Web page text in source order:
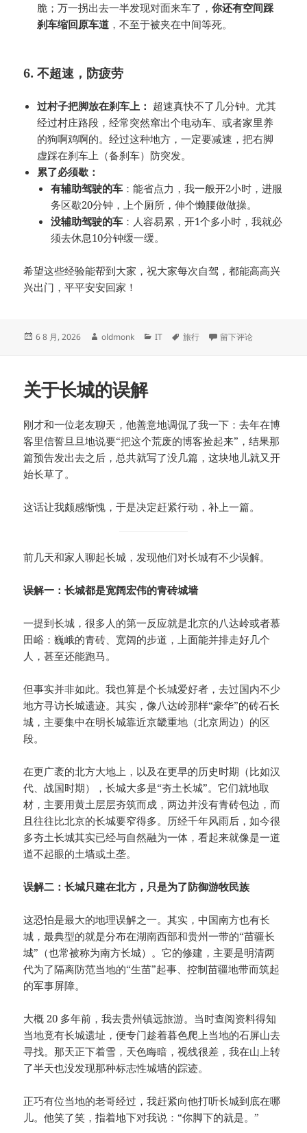
脆；万一拐出去一半发现对面来车了，你还有空间踩
刹车缩回原车道 ，不至于被夹在中间等死。
6. 不超速，防疲劳
过村子把脚放在刹车上： 超速真快不了几分钟。尤其
经过村庄路段，经常突然窜出个电动车、或者家里养
的狗啊鸡啊的。经过这种地方，一定要减速，把右脚
虚踩在刹车上（备刹车）防突发。
累了必须歇：
有辅助驾驶的车 ：能省点力，我一般开2小时，进服
务区歇20分钟，上个厕所，伸个懒腰做做操。
没辅助驾驶的车 ：人容易累，开1个多小时，我就必
须去休息10分钟缓一缓。
希望这些经验能帮到大家，祝大家每次自驾，都能高高兴
兴出门，平平安安回家！
发
6 8 月, 2026
作
oldmonk
分
IT
标
旅行 于防御性驾驶经验谈
留下评论
关于长城的误解
刚才和一位老友聊天，他善意地调侃了我一下：去年在博
客里信誓旦旦地说要“把这个荒废的博客捡起来”，结果那
篇预告发出去之后，总共就写了没几篇，这块地儿就又开
始长草了。
这话让我颇感惭愧，于是决定赶紧行动，补上一篇。
前几天和家人聊起长城，发现他们对长城有不少误解。
误解一：长城都是宽阔宏伟的青砖城墙
一提到长城，很多人的第一反应就是北京的八达岭或者慕
田峪：巍峨的青砖、宽阔的步道，上面能并排走好几个
人，甚至还能跑马。
但事实并非如此。我也算是个长城爱好者，去过国内不少
地方寻访长城遗迹。其实，像八达岭那样“豪华”的砖石长
城，主要集中在明长城靠近京畿重地（北京周边）的区
段。
在更广袤的北方大地上，以及在更早的历史时期（比如汉
代、战国时期），长城大多是“夯土长城”。它们就地取
材，主要用黄土层层夯筑而成，两边并没有青砖包边，而
且往往比北京的长城要窄得多。历经千年风雨后，如今很
多夯土长城其实已经与自然融为一体，看起来就像是一道
道不起眼的土墙或土垄。
误解二：长城只建在北方，只是为了防御游牧民族
这恐怕是最大的地理误解之一。其实，中国南方也有长
城，最典型的就是分布在湖南西部和贵州一带的“苗疆长
城”（也常被称为南方长城）。它的修建，主要是明清两
代为了隔离防范当地的“生苗”起事、控制苗疆地带而筑起
的军事屏障。
大概 20 多年前，我去贵州镇远旅游。当时查阅资料得知
当地竟有长城遗址，便专门趁着暮色爬上当地的石屏山去
寻找。那天正下着雪，天色晦暗，视线很差，我在山上转
了半天也没发现那种标志性城墙的踪迹。
正巧有位当地的老哥经过，我赶紧向他打听长城到底在哪
儿。他笑了笑，指着地下对我说：“你脚下的就是。”